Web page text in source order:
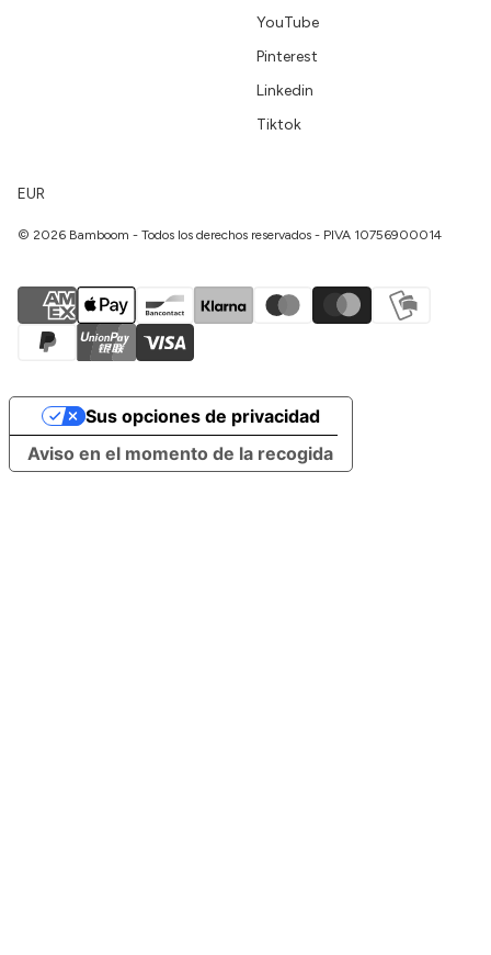
YouTube
Pinterest
Linkedin
Tiktok
EUR
© 2026 Bamboom - Todos los derechos reservados - PIVA 10756900014
Aviso en el momento de la recogida
Sus opciones de privacidad